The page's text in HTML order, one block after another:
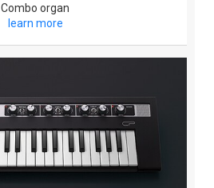
Combo organ
learn more